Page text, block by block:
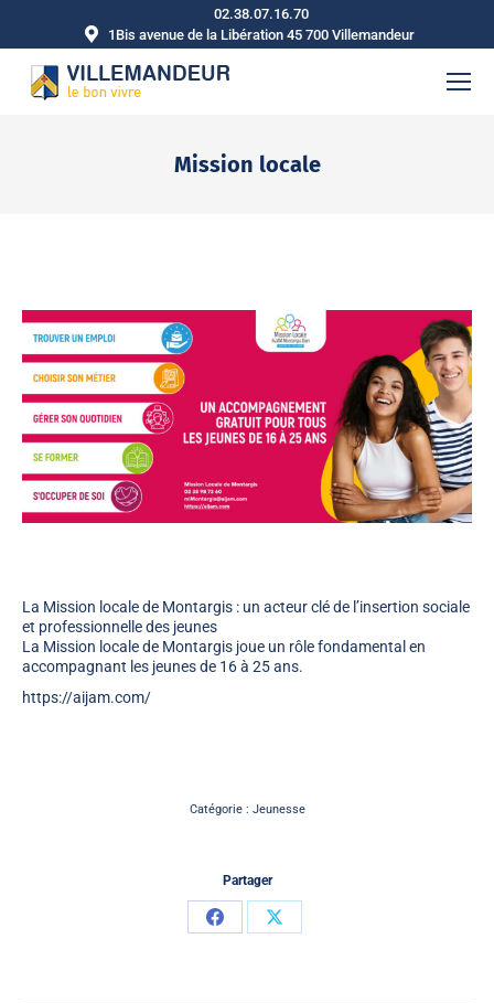
02.38.07.16.70
1Bis avenue de la Libération 45 700 Villemandeur
Mission locale
La Mission locale de Montargis : un acteur clé de l’insertion sociale
et professionnelle des jeunes
La Mission locale de Montargis joue un rôle fondamental en
accompagnant les jeunes de 16 à 25 ans.
https://aijam.com/
Catégorie : Jeunesse
Partager
PartagerPartager